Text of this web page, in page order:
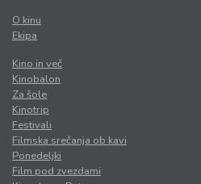
O kinu
Ekipa
Kino in več
Kinobalon
Za šole
Kinotrip
Festivali
Filmska srečanja ob kavi
Ponedeljki
Film pod zvezdami